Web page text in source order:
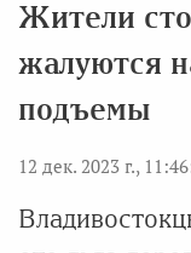
Жители
жалуются
подъемы
12 дек. 2023 г.,